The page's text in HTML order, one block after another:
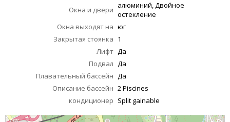
Окна и двери алюминий, Двойное
остекление
Окна выходят на юг
Закрытая стоянка 1
Лифт Да
Подвал Да
Плавательный бассейн Да
Описание бассейн 2 Piscines
кондиционер Split gainable